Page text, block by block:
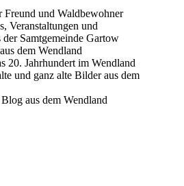
Freund und Waldbewohner
Veranstaltungen und
Samtgemeinde Gartow
dem Wendland
20. Jahrhundert im Wendland
und ganz alte Bilder aus dem
aus dem Wendland